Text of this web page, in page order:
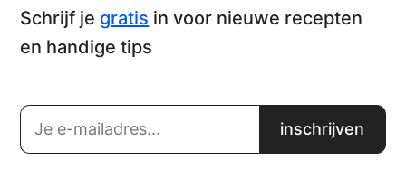
Schrijf je gratis in voor nieuwe recepten
en handige tips